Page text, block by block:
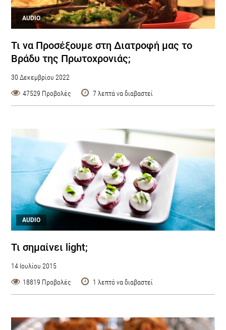
AUDIO
Τι να Προσέξουμε στη Διατροφή μας το
Βράδυ της Πρωτοχρονιάς;
30 Δεκεμβρίου 2022
47529 Προβολές
7 λεπτά να διαβαστεί
AUDIO
Τι σημαίνει light;
14 Ιουλίου 2015
18819 Προβολές
1 λεπτό να διαβαστεί